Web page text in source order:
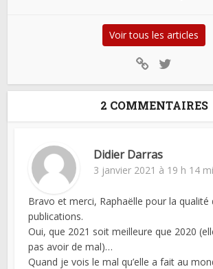
Voir tous les articles
2 COMMENTAIRES
Didier Darras
3 janvier 2021 à 19 h 14
Bravo et merci, Raphaëlle pour la qualité
publications.
Oui, que 2021 soit meilleure que 2020
pas avoir de mal)…
Quand je vois le mal qu’elle a fait au